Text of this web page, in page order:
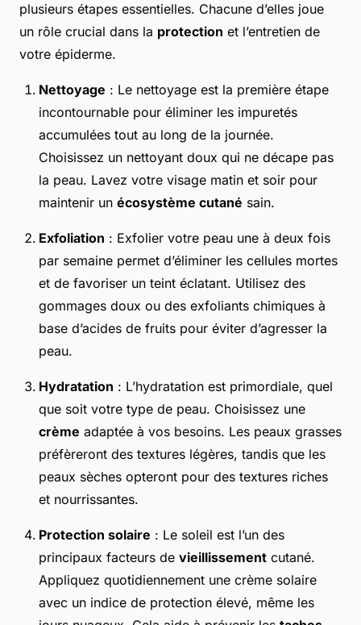
plusieurs étapes essentielles. Chacune d’elles joue
un rôle crucial dans la protection et l’entretien de
votre épiderme.
Nettoyage : Le nettoyage est la première étape
incontournable pour éliminer les impuretés
accumulées tout au long de la journée.
Choisissez un nettoyant doux qui ne décape pas
la peau. Lavez votre visage matin et soir pour
maintenir un écosystème cutané sain.
Exfoliation : Exfolier votre peau une à deux fois
par semaine permet d’éliminer les cellules mortes
et de favoriser un teint éclatant. Utilisez des
gommages doux ou des exfoliants chimiques à
base d’acides de fruits pour éviter d’agresser la
peau.
Hydratation : L’hydratation est primordiale, quel
que soit votre type de peau. Choisissez une
crème adaptée à vos besoins. Les peaux grasses
préfèreront des textures légères, tandis que les
peaux sèches opteront pour des textures riches
et nourrissantes.
Protection solaire : Le soleil est l’un des
principaux facteurs de vieillissement cutané.
Appliquez quotidiennement une crème solaire
avec un indice de protection élevé, même les